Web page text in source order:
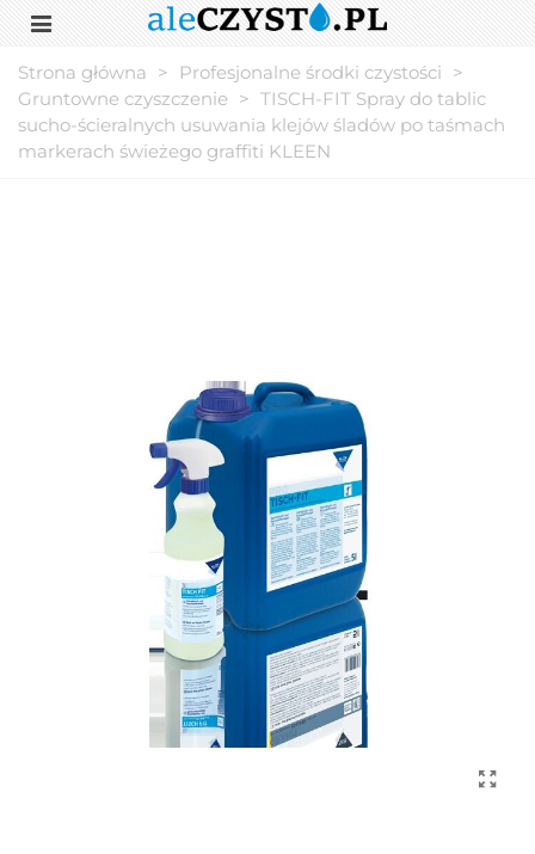
Strona główna > Profesjonalne środki czystości >
Gruntowne czyszczenie > TISCH-FIT Spray do tablic
sucho-ścieralnych usuwania klejów śladów po taśmach
markerach świeżego graffiti KLEEN